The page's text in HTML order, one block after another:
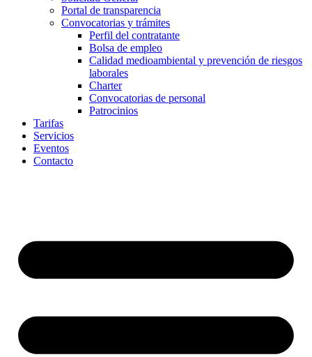
Portal de transparencia
Convocatorias y trámites
Perfil del contratante
Bolsa de empleo
Calidad medioambiental y prevención de riesgos
laborales
Charter
Convocatorias de personal
Patrocinios
Tarifas
Servicios
Eventos
Contacto